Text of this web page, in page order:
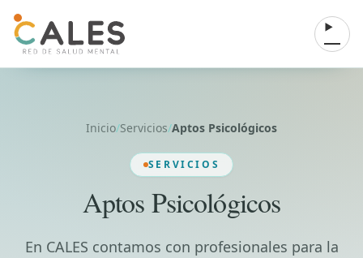
Abrir
Inicio/Servicios/Aptos Psicológicos
SERVICIOS
Aptos Psicológicos
En CALES contamos con profesionales para la